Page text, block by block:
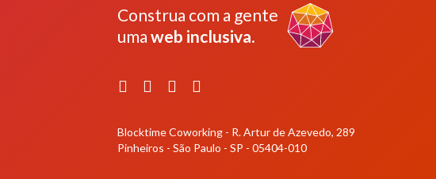
Construa com a gente
uma web inclusiva.
Facebook
Instagram
YouTube
Blocktime Coworking - R. Artur de Azevedo, 289
Pinheiros - São Paulo - SP - 05404-010